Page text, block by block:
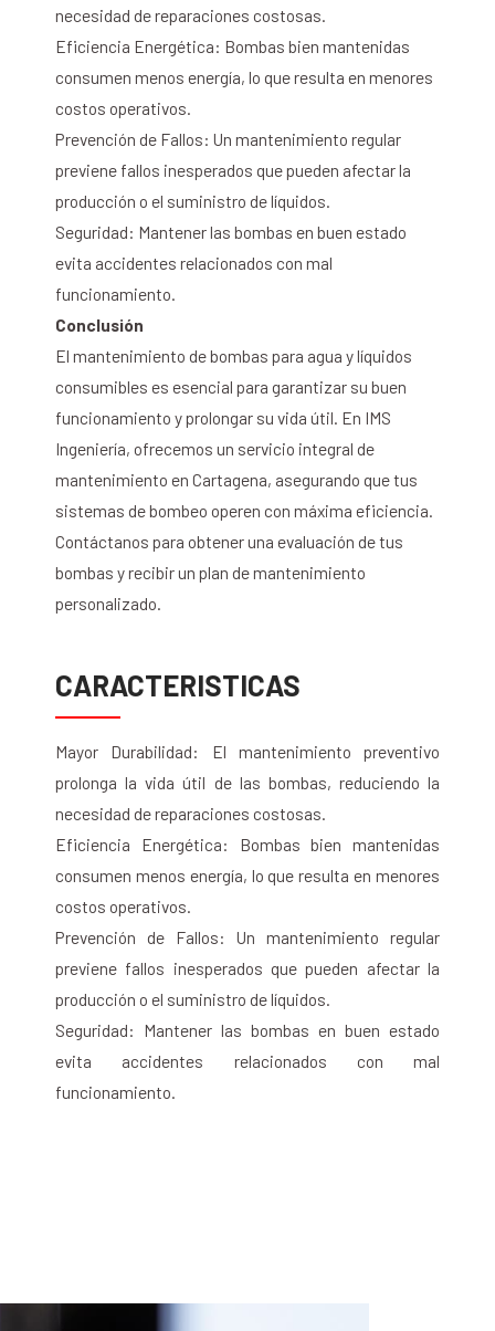
necesidad de reparaciones costosas.
Eficiencia Energética: Bombas bien mantenidas
consumen menos energía, lo que resulta en menores
costos operativos.
Prevención de Fallos: Un mantenimiento regular
previene fallos inesperados que pueden afectar la
producción o el suministro de líquidos.
Seguridad: Mantener las bombas en buen estado
evita accidentes relacionados con mal
funcionamiento.
Conclusión
El mantenimiento de bombas para agua y líquidos
consumibles es esencial para garantizar su buen
funcionamiento y prolongar su vida útil. En IMS
Ingeniería, ofrecemos un servicio integral de
mantenimiento en Cartagena, asegurando que tus
sistemas de bombeo operen con máxima eficiencia.
Contáctanos para obtener una evaluación de tus
bombas y recibir un plan de mantenimiento
personalizado.
CARACTERISTICAS
Mayor Durabilidad: El mantenimiento preventivo
prolonga la vida útil de las bombas, reduciendo la
necesidad de reparaciones costosas.
Eficiencia Energética: Bombas bien mantenidas
consumen menos energía, lo que resulta en menores
costos operativos.
Prevención de Fallos: Un mantenimiento regular
previene fallos inesperados que pueden afectar la
producción o el suministro de líquidos.
Seguridad: Mantener las bombas en buen estado
evita accidentes relacionados con mal
funcionamiento.